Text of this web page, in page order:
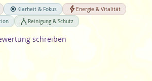
Klarheit & Fokus
Energie & Vitalität
Reinigung & Schutz
schreiben